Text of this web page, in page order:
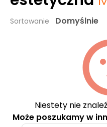
Sortowanie Domyślnie
Niestety nie
Może poszukamy w